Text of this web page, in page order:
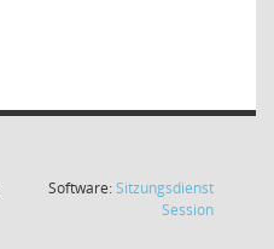
Software:Sitzungsdienst
Session(Wird in